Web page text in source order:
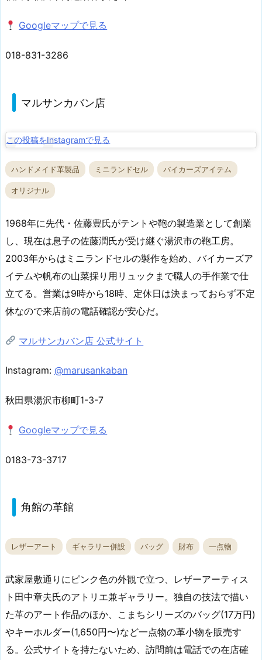
Googleマップで見る
018-831-3286
マルサンカバン店
この投稿をInstagramで見る
ハンドメイド革製品 ミニランドセル バイカーズアイテム
オリジナル
1968年に先代・佐藤豊氏がテントや鞄の製造業として創業
し、現在は息子の佐藤潤氏が受け継ぐ湯沢市の鞄工房。
2003年からはミニランドセルの製作を始め、バイカーズア
イテムや帆布の山菜採り用リュックまで職人の手作業で仕
立てる。営業は9時から18時、定休日は決まっておらず不定
休なので来店前の電話確認が安心だ。
マルサンカバン店 公式サイト
Instagram: @marusankaban
秋田県湯沢市柳町1-3-7
Googleマップで見る
0183-73-3717
角館の革館
レザーアート ギャラリー併設 バッグ 財布 一点物
武家屋敷通りにピンク色の外観で立つ、レザーアーティス
ト田中章夫氏のアトリエ兼ギャラリー。独自の技法で描い
た革のアート作品のほか、こまちシリーズのバッグ(17万円)
やキーホルダー(1,650円〜)など一点物の革小物を販売す
る。公式サイトを持たないため、訪問前は電話での在店確